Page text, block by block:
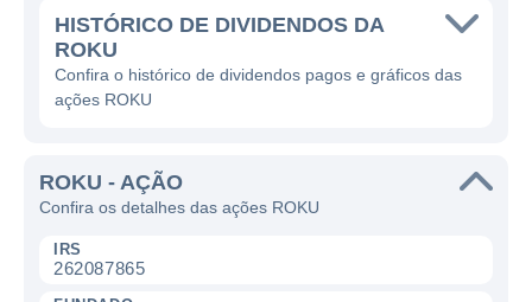
HISTÓRICO DE DIVIDENDOS DA
ROKU
Confira o histórico de dividendos pagos e gráficos das
ações ROKU
ROKU - AÇÃO
Confira os detalhes das ações ROKU
IRS
262087865